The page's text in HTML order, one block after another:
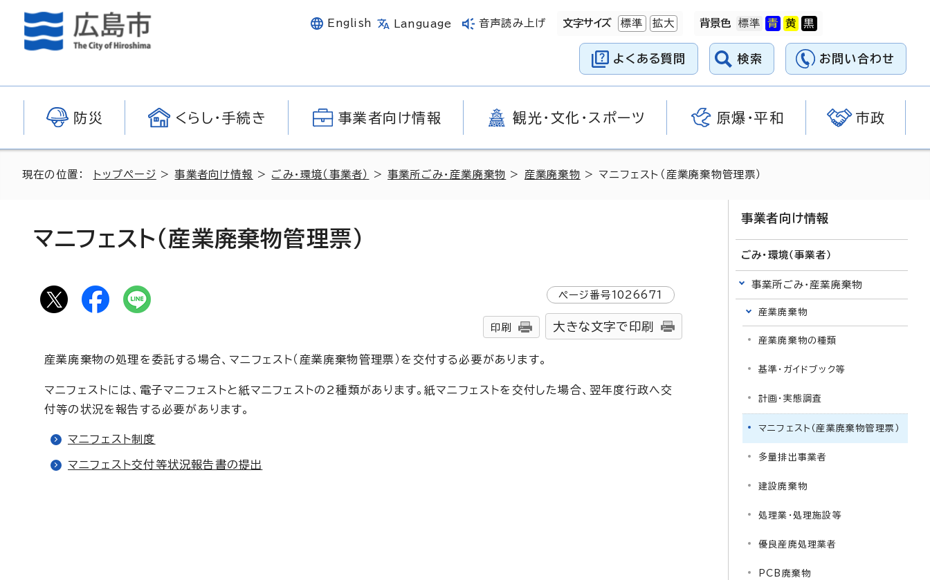
English Language 音声読み上げ 文字サイズ 標準 拡大 背景色
よくある質問 検索 お問い合わせ
防災 くらし・手続き 事業者向け情報 観光・文化・スポーツ 原爆・平和 市政
現在の位置： トップページ >事業者向け情報 > ごみ・環境（事業者） >事業所ごみ・産業廃棄物 > 産業廃棄物 > マニフェスト（産業廃棄物管理票）
マニフェスト（産業廃棄物管理票）
ページ番号1026671
印刷 大きな文字で印刷
産業廃棄物の処理を委託する場合、マニフェスト（産業廃棄物管理票）を交付する必要があります。
マニフェストには、電子マニフェストと紙マニフェストの2種類があります。紙マニフェストを交付した場合、翌年度行政へ交
付等の状況を報告する必要があります。
マニフェスト制度
マニフェスト交付等状況報告書の提出
事業者向け情報
ごみ・環境（事業者）
事業所ごみ・産業廃棄物
産業廃棄物
産業廃棄物の種類
基準・ガイドブック等
計画・実態調査
マニフェスト（産業廃棄物管理票）
多量排出事業者
建設廃棄物
処理業・処理施設等
優良産廃処理業者
PCB廃棄物